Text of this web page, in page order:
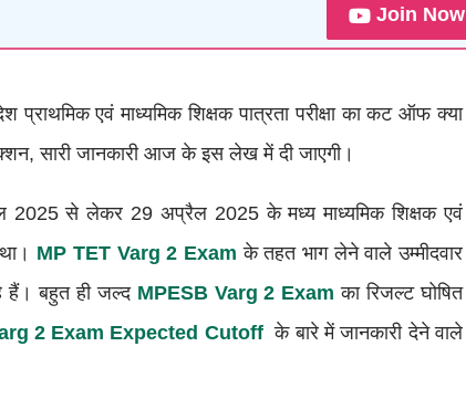
Join Now
प्राथमिक एवं माध्यमिक शिक्षक पात्रता परीक्षा का कट ऑफ क्या
सारी जानकारी आज के इस लेख में दी जाएगी।
2025 से लेकर 29 अप्रैल 2025 के मध्य माध्यमिक शिक्षक एवं
MP TET Varg 2 Exam के तहत भाग लेने वाले उम्मीदवार
हैं। बहुत ही जल्द MPESB Varg 2 Examका रिजल्ट घोषित
2 Exam Expected Cutoffके बारे में जानकारी देने वाले